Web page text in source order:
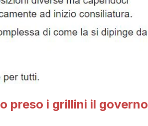
preso i grillini il governo